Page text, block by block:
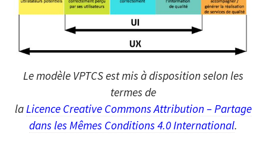
Le modèle VPTCS est mis à disposition selon les
termes de
la Licence Creative Commons Attribution – Partage
dans les Mêmes Conditions 4.0 International.